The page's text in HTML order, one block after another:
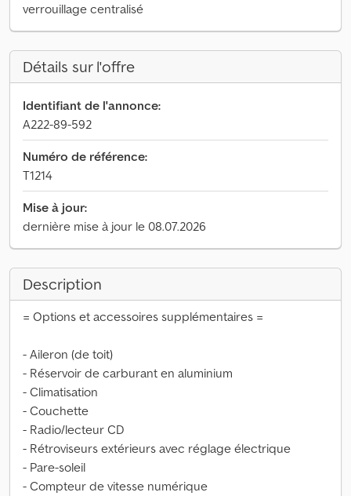
verrouillage centralisé
Détails sur l'offre
Identifiant de l'annonce:
A222-89-592
Numéro de référence:
T1214
Mise à jour:
dernière mise à jour le 08.07.2026
Description
= Options et accessoires supplémentaires =
- Aileron (de toit)
- Réservoir de carburant en aluminium
- Climatisation
- Couchette
- Radio/lecteur CD
- Rétroviseurs extérieurs avec réglage électrique
- Pare-soleil
- Compteur de vitesse numérique